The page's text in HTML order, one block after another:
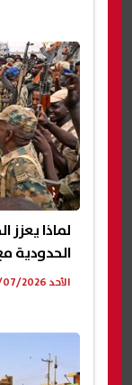
لماذا
الحدودية
الأحد 05/07/2026 01:43 م